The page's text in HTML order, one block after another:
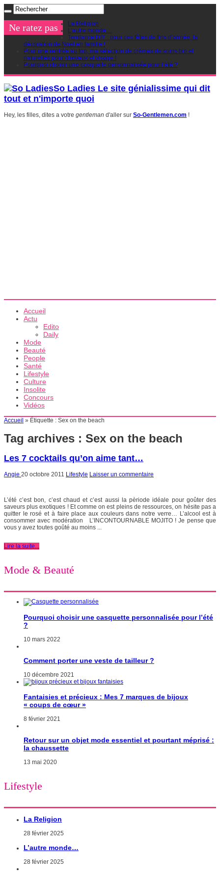
Ne ratez pas
La Religion
L’autre monde…
Tendance DIY : pour ces fêtes de fins d’année, la
décoration de Noel en famille !
Pour une rentrée au top, ma sélection de crèmes de soins bio et
naturelles pour cheveux et visage !
Pourquoi choisir une casquette personnalisée pour l’été ?
So Ladies Le site génialissime qui dit
tout et n'importe quoi
Hey, les filles, dites a votre gentleman d'aller sur So-Gentlemen.com !
Accueil
Actu
Edito
Daily
Mode
Beauté
People
Santé
Lifestyle
Culture
Insolite
Concours
Vidéos
Accueil » Étiquette : Sex on the beach
Tag archives : Sex on the beach
Les 7 cocktails qu’on aime tant…
Angie 20 octobre 2011 Lifestyle Laisser un commentaire
L’été c’est bon, c’est chaud et c’est aussi la pèriode idéale pour goûter des
saveurs plus exotiques ! Et comme on est pleins de ressources, on hésite pas a
quitter le rosé et à faire place aux couleurs dans notre verre… L’alcool est à
consommer avec modération L’INCONTOURNABLE MOJITO ! Je pense que
vous y avez toutes goûté au moins ...
Lire la suite...
Mode & Beauté
Pourquoi choisir une casquette personnalisée pour l’été
?
10 mars 2022
Comment porter une veste de tailleur ?
10 décembre 2021
Fantaisies et précieux : Mes 7 marques de bijoux
« coups de cœur »
8 février 2021
Retour sur un objet mode essentiel et pourtant méprisé :
la chaussette
13 mai 2020
Lifestyle
La Religion
28 février 2025
L’autre monde…
28 février 2025